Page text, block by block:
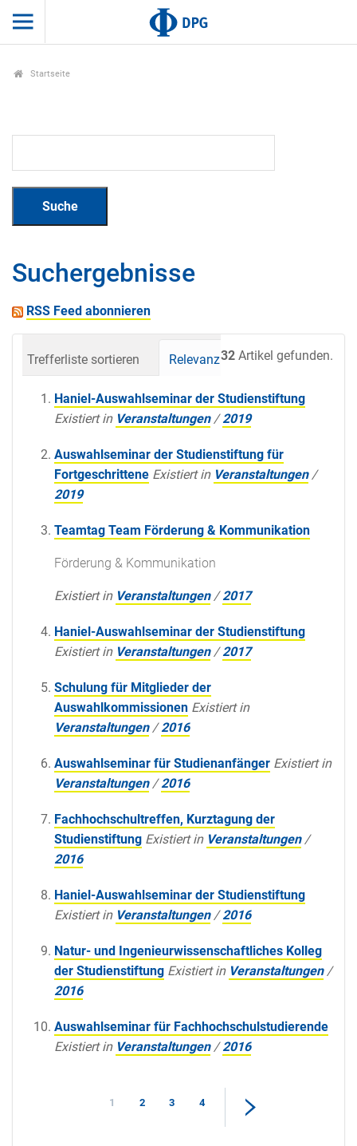
Startseite
Suchergebnisse
RSS Feed abonnieren
32 Artikel gefunden.
Trefferliste sortieren Relevanz Datum
Haniel-Auswahlseminar der Studienstiftung
Existiert in Veranstaltungen /2019
Auswahlseminar der Studienstiftung für
Fortgeschrittene Existiert in Veranstaltungen /
2019
Teamtag Team Förderung & Kommunikation
Förderung & Kommunikation
Existiert in Veranstaltungen /2017
Haniel-Auswahlseminar der Studienstiftung
Existiert in Veranstaltungen /2017
Schulung für Mitglieder der
Auswahlkommissionen Existiert in
Veranstaltungen /2016
Auswahlseminar für Studienanfänger Existiert in
Veranstaltungen /2016
Fachhochschultreffen, Kurztagung der
Studienstiftung Existiert in Veranstaltungen /
2016
Haniel-Auswahlseminar der Studienstiftung
Existiert in Veranstaltungen /2016
Natur- und Ingenieurwissenschaftliches Kolleg
der Studienstiftung Existiert in Veranstaltungen /
2016
Auswahlseminar für Fachhochschulstudierende
Existiert in Veranstaltungen /2016
1 2 3 4